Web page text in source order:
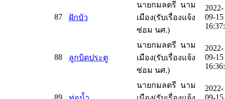
87 ฝักบัว
นายกมลตรี นาม
เมือง(รับเรื่องแจ้ง
ซ่อม นศ.)
2022-
09-15
88 ลูกบิดประตู
นายกมลตรี นาม
เมือง(รับเรื่องแจ้ง
ซ่อม นศ.)
2022-
09-15
89
นายกมลตรี นาม
2022-
09-15